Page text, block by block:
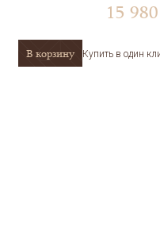
15 980
В корзину Купить в один